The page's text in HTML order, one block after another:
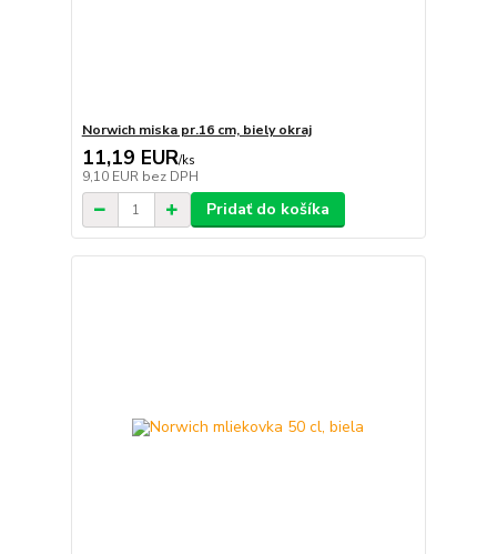
Norwich miska pr.16 cm, biely okraj
11,19 EUR/ks
9,10 EUR bez DPH
Pridať do košíka